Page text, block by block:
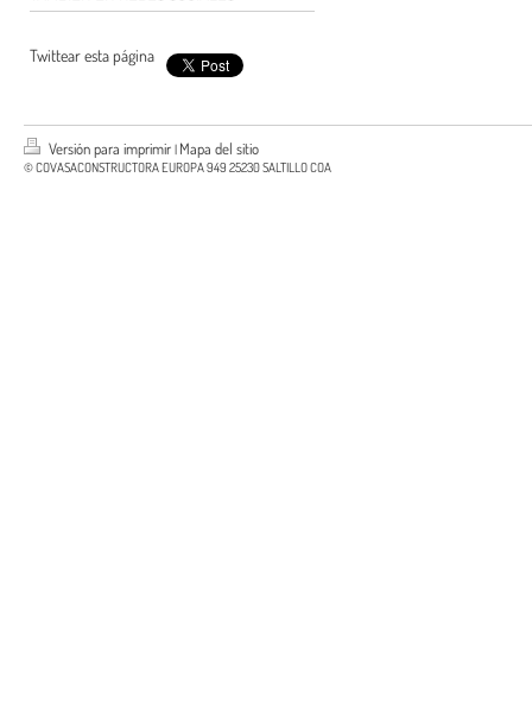
Twittear esta página
Versión para imprimir | Mapa del sitio
© COVASACONSTRUCTORA EUROPA 949 25230 SALTILLO COA